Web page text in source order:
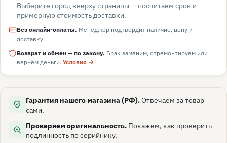
Выберите город вверху страницы — посчитаем срок и
примерную стоимость доставки.
Без онлайн-оплаты. Менеджер подтвердит наличие, цену и
доставку.
Возврат и обмен — по закону. Брак заменим, отремонтируем или
вернём деньги. Условия →
Гарантия нашего магазина (РФ).Отвечаем за товар
сами.
Проверяем оригинальность. Покажем, как проверить
подлинность по серийнику.